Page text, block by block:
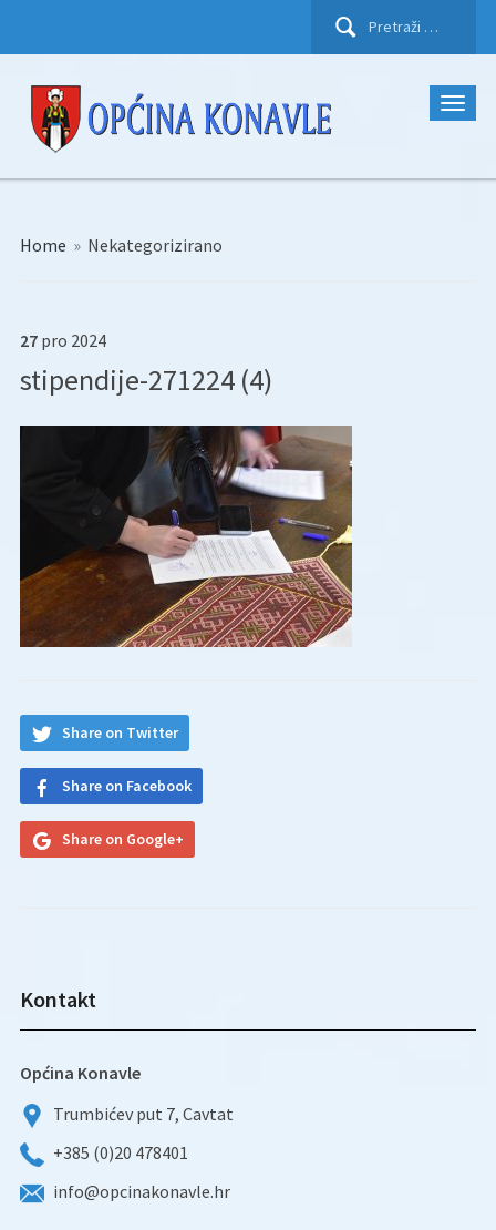
Pretraži:
Home » Nekategorizirano
27 pro 2024
stipendije-271224 (4)
Share on Twitter
Share on Facebook
Share on Google+
Kontakt
Općina Konavle
Trumbićev put 7, Cavtat
+385 (0)20 478401
info@opcinakonavle.hr